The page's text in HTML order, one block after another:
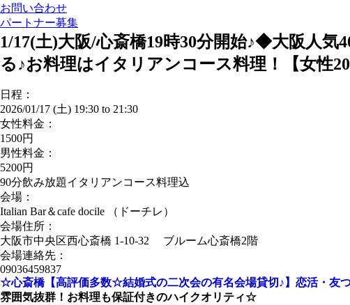
お問い合わせ
パートナー募集
1/17(土)大阪/心斎橋19時30分開始♪◆大阪人
る♪お料理はイタリアンコース料理！【女性20
日程：
2026/01/17 (土) 19:30 to 21:30
女性料金：
1500円
男性料金：
5200円
90分飲み放題イタリアンコース料理込
会場：
Italian Bar＆cafe docile （ドーチレ）
会場住所：
大阪市中央区西心斎橋 1-10-32 ブルーム心斎橋2階
会場連絡先：
09036459837
☆心斎橋【高評価多数☆結婚式の二次会の有名会場貸切♪】恋活・友
雰囲気抜群！お料理も保証付きのハイクオリティ☆